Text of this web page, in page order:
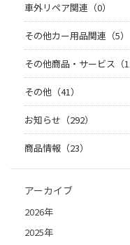
車外リペア関連（0）
その他カー用品関連（5）
その他商品・サービス（
その他（41）
お知らせ（292）
商品情報（23）
アーカイブ
2026年
2025年